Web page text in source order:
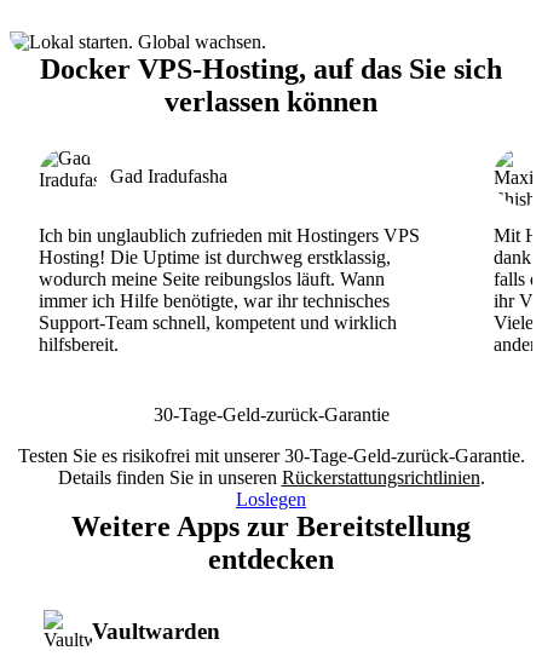
Docker VPS-Hosting, auf das Sie sich
verlassen können
Gad Iradufasha
Ich bin unglaublich zufrieden mit Hostingers VPS
Hosting! Die Uptime ist durchweg erstklassig,
wodurch meine Seite reibungslos läuft. Wann
immer ich Hilfe benötigte, war ihr technisches
Support-Team schnell, kompetent und wirklich
hilfsbereit.
Mit
dank
falls
ihr
30-Tage-Geld-zurück-Garantie
Testen Sie es risikofrei mit unserer 30-Tage-Geld-zurück-Garantie.
Details finden Sie in unseren Rückerstattungsrichtlinien.
Loslegen
Weitere Apps zur Bereitstellung
entdecken
Vaultwarden